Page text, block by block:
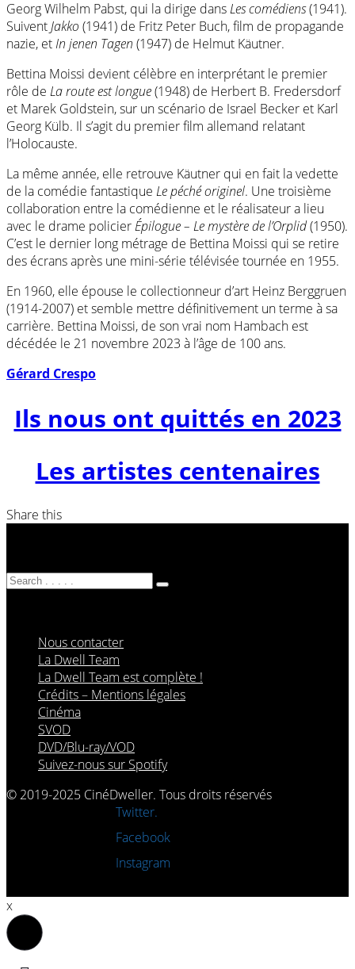
Georg Wilhelm Pabst, qui la dirige dansLes comédiens(1941).
SuiventJakko (1941) de Fritz Peter Buch, film de propagande
nazie, etIn jenen Tagen (1947) de Helmut Käutner.
Bettina Moissi devient célèbre en interprétant le premier
rôle de La route est longue(1948) de Herbert B. Fredersdorf
et Marek Goldstein, sur un scénario de Israel Becker et Karl
Georg Külb. Il s’agit du premier film allemand relatant
l’Holocauste.
La même année, elle retrouve Käutner qui en fait la vedette
de la comédie fantastique Le péché originel. Une troisième
collaboration entre la comédienne et le réalisateur a lieu
avec le drame policierÉpilogue – Le mystère de l’Orplid(1950).
C’est le dernier long métrage de Bettina Moissi qui se retire
des écrans après une mini-série télévisée tournée en 1955.
En 1960, elle épouse le collectionneur d’art Heinz Berggruen
(1914-2007) et semble mettre définitivement un terme à sa
carrière. Bettina Moissi, de son vrai nom Hambach est
décédée le 21 novembre 2023 à l’âge de 100 ans.
Gérard Crespo
Ils nous ont quittés en 2023
Les artistes centenaires
Share this
Nous contacter
La Dwell Team
La Dwell Team est complète !
Crédits – Mentions légales
Cinéma
SVOD
DVD/Blu-ray/VOD
Suivez-nous sur Spotify
© 2019-2025 CinéDweller. Tous droits réservés
Twitter.
Facebook
Instagram
x